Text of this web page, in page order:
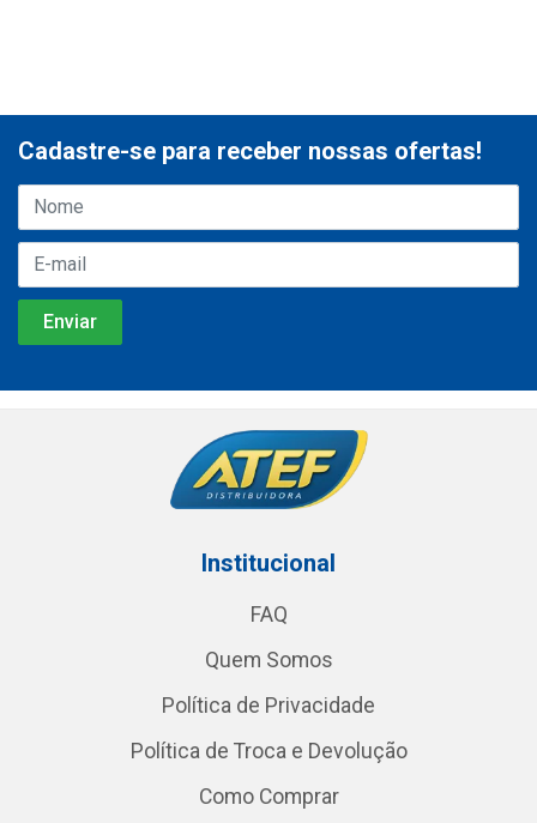
Cadastre-se para receber nossas ofertas!
Institucional
FAQ
Quem Somos
Política de Privacidade
Política de Troca e Devolução
Como Comprar